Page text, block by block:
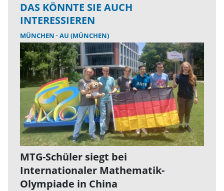
DAS KÖNNTE SIE AUCH
INTERESSIEREN
MÜNCHEN AU (MÜNCHEN)
MTG-Schüler siegt bei
Internationaler Mathematik-
Olympiade in China